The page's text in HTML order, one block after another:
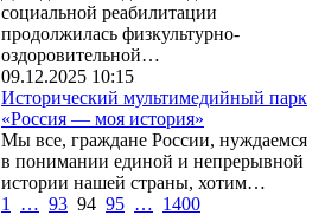
социальной реабилитации
продолжилась физкультурно-
оздоровительной…
09.12.2025 10:15
Исторический мультимедийный парк
«Россия — моя история»
Мы все, граждане России, нуждаемся
в понимании единой и непрерывной
истории нашей страны, хотим…
1
… 93 94 95 … 1400